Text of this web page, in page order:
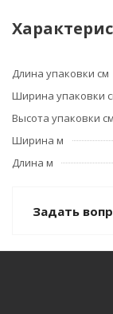
Длина упаковки см
Ширина упаковки
Высота упаковки см
Ширина м
Длина м
Задать